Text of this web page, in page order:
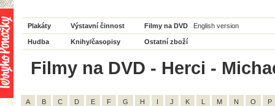
Plakáty Výstavní činnost Filmy na DVD English version
Hudba Knihy/časopisy Ostatní zboží
Filmy na DVD - Herci -
A B C D E F G H I J K L M N O P